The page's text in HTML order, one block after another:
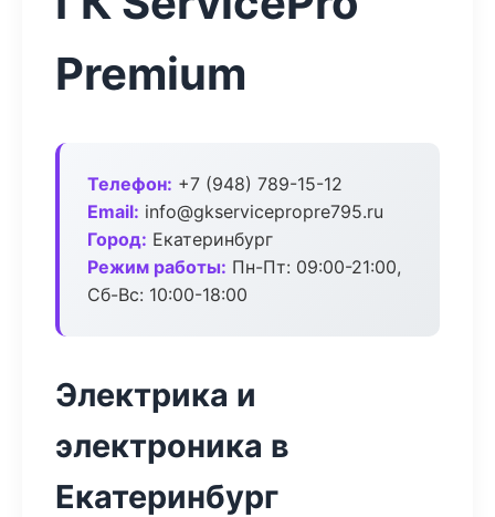
Premium
Телефон: +7 (948) 789-15-12
Email: info@gkservicepropre795.ru
Город: Екатеринбург
Режим работы: Пн-Пт: 09:00-21:00,
Сб-Вс: 10:00-18:00
Электрика и
электроника в
Екатеринбург